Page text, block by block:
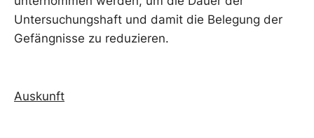
Untersuchungshaft und damit die Belegung der
Gefängnisse zu reduzieren.
Auskunft